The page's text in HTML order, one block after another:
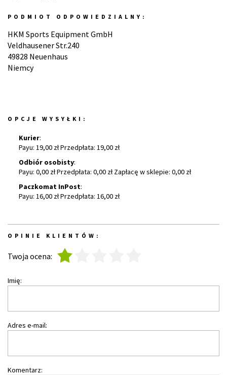
PODMIOT ODPOWIEDZIALNY:
HKM Sports Equipment GmbH
Veldhausener Str.240
49828 Neuenhaus
Niemcy
OPCJE WYSYŁKI:
Kurier:
Payu: 19,00 zł Przedpłata: 19,00 zł
Odbiór osobisty:
Payu: 0,00 zł Przedpłata: 0,00 zł Zapłacę w sklepie: 0,00 zł
Paczkomat InPost:
Payu: 16,00 zł Przedpłata: 16,00 zł
OPINIE KLIENTÓW:
Twoja ocena:
Imię:
Adres e-mail:
Komentarz: